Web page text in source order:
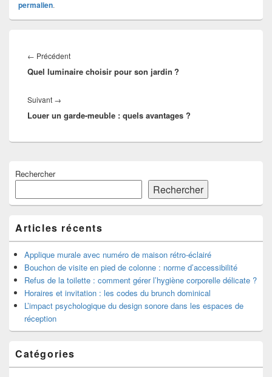
permalien.
de
l’article
← PrécédentArticle
précédent :
Quel luminaire choisir pour son jardin ?
Suivant →
suivant :
Louer un garde-meuble : quels avantages ?
principale
widget
pour
barre
latérale
Rechercher
Rechercher
Articles récents
Applique murale avec numéro de maison rétro-éclairé
Bouchon de visite en pied de colonne : norme d’accessibilité
Refus de la toilette : comment gérer l’hygiène corporelle délicate ?
Horaires et invitation : les codes du brunch dominical
L’impact psychologique du design sonore dans les espaces de
réception
Catégories